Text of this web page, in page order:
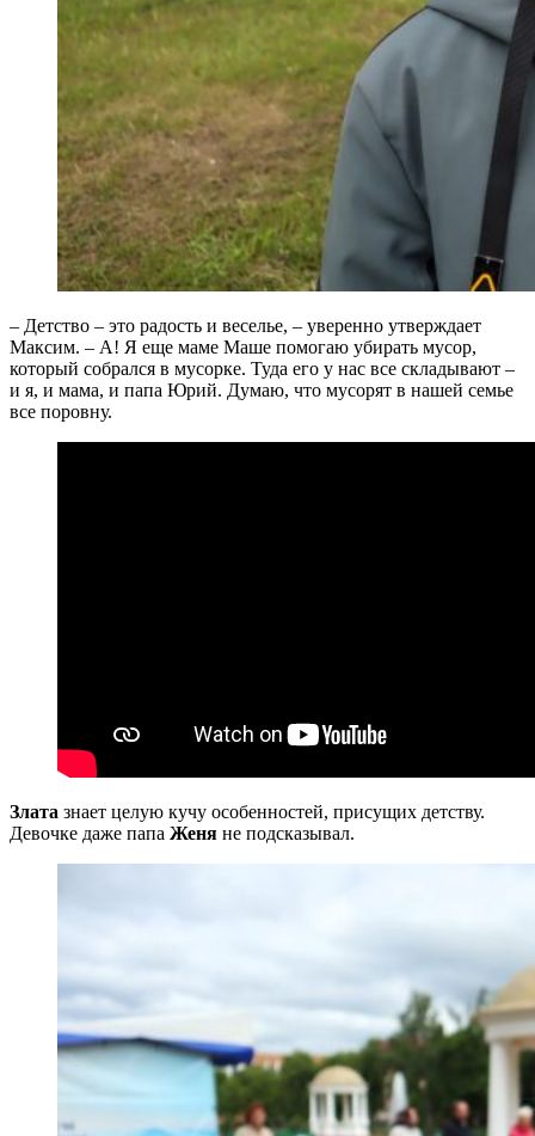
– Детство – это радость и веселье, – уверенно утверждает
Максим. – А! Я еще маме Маше помогаю убирать мусор,
который собрался в мусорке. Туда его у нас все складывают –
и я, и мама, и папа Юрий. Думаю, что мусорят в нашей семье
все поровну.
Злата знает целую кучу особенностей, присущих детству.
Девочке даже папа Женя не подсказывал.